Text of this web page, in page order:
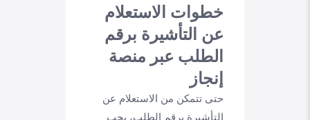
خطوات الاستعلام
عن التأشيرة برقم
الطلب عبر منصة
إنجاز
حتى تتمكن من الاستعلام عن